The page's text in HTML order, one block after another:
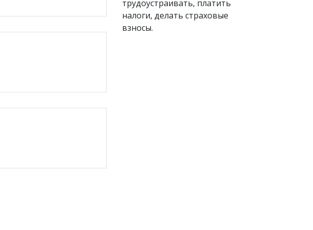
трудоустраивать, платить
налоги, делать страховые
взносы.